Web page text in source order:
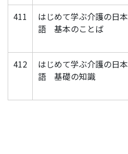
411
はじめて学ぶ介護の日本
語 基本のことば
412
はじめて学ぶ介護の日本
語 基礎の知識